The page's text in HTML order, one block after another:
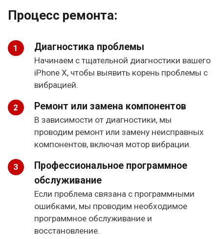
Процесс ремонта:
Диагностика проблемы
Начинаем с тщательной диагностики вашего
iPhone X, чтобы выявить корень проблемы с
вибрацией.
Ремонт или замена компонентов
В зависимости от диагностики, мы
проводим ремонт или замену неисправных
компонентов, включая мотор вибрации.
Профессиональное программное
обслуживание
Если проблема связана с программными
ошибками, мы проводим необходимое
программное обслуживание и
восстановление.